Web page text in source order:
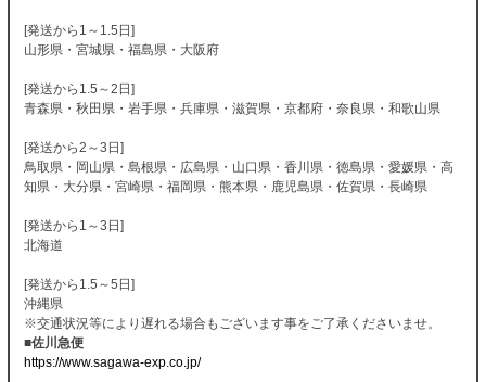
[発送から1～1.5日]
山形県・宮城県・福島県・大阪府
[発送から1.5～2日]
青森県・秋田県・岩手県・兵庫県・滋賀県・京都府・奈良県・和歌山県
[発送から2～3日]
鳥取県・岡山県・島根県・広島県・山口県・香川県・徳島県・愛媛県・高
知県・大分県・宮崎県・福岡県・熊本県・鹿児島県・佐賀県・長崎県
[発送から1～3日]
北海道
[発送から1.5～5日]
沖縄県
※交通状況等により遅れる場合もございます事をご了承くださいませ。
■佐川急便
https://www.sagawa-exp.co.jp/